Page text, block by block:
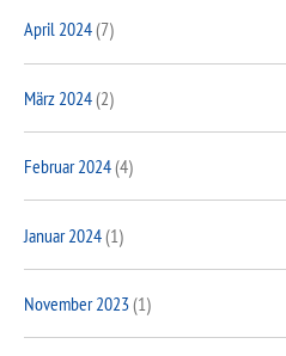
April 2024(7)
März 2024(2)
Februar 2024(4)
Januar 2024(1)
November 2023(1)